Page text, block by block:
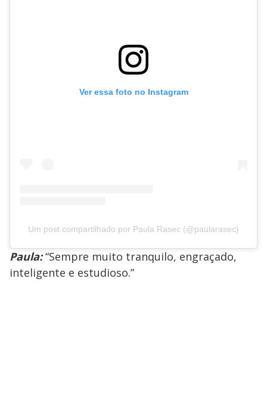
Ver essa foto no Instagram
Um post compartilhado por Paula Rasec (@paularasec)
Paula:“Sempre muito tranquilo, engraçado,
inteligente e estudioso.”